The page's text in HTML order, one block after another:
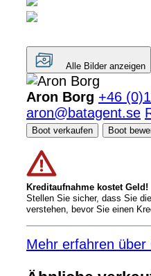
Alle Bilder anzeigen
Aron Borg +46
aron@batagent.se
Boot verkaufen Boot
Kreditaufnahme kostet Geld!
Stellen Sie sicher, dass Sie
verstehen, bevor Sie einen
Mehr erfahren über